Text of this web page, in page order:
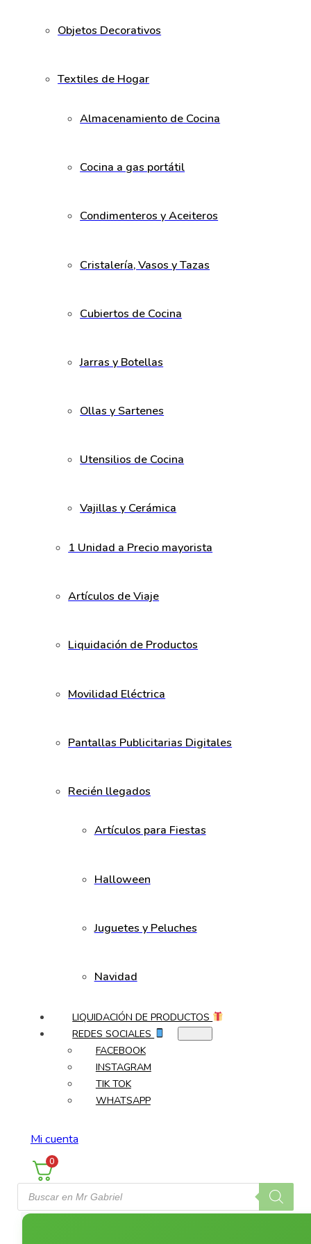
Objetos Decorativos
Textiles de Hogar
Almacenamiento de Cocina
Cocina a gas portátil
Condimenteros y Aceiteros
Cristalería, Vasos y Tazas
Cubiertos de Cocina
Jarras y Botellas
Ollas y Sartenes
Utensilios de Cocina
Vajillas y Cerámica
1 Unidad a Precio mayorista
Artículos de Viaje
Liquidación de Productos
Movilidad Eléctrica
Pantallas Publicitarias Digitales
Recién llegados
Artículos para Fiestas
Halloween
Juguetes y Peluches
Navidad
LIQUIDACIÓN DE PRODUCTOS
REDES SOCIALES
FACEBOOK
INSTAGRAM
TIK TOK
WHATSAPP
Mi cuenta
0
Búsqueda
de
productos